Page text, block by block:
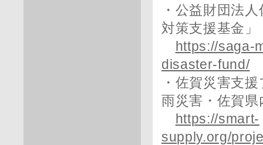
・公益財団法
対策支援基金」
https://saga-
disaster-fund/
・佐賀災害支
雨災害・佐賀
https://smart-
supply.org/